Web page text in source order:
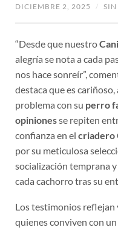
DICIEMBRE 2, 2025 /
“Desde que nuestro
alegría se nota a cada
nos hace sonreír”,
destaca que es
problema con su perro
opinionesse repiten
confianza en el criadero
por su meticulosa
socialización temprana
cada cachorro tras su
Los testimonios reflejan
quienes conviven con un